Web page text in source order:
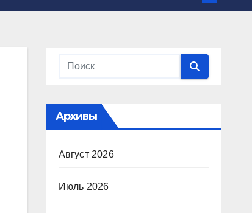
Архивы
Август 2026
Июль 2026